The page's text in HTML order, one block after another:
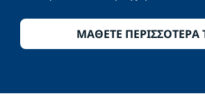
ΜΑΘΕΤΕ ΠΕΡΙΣΣΟΤΕΡΑ